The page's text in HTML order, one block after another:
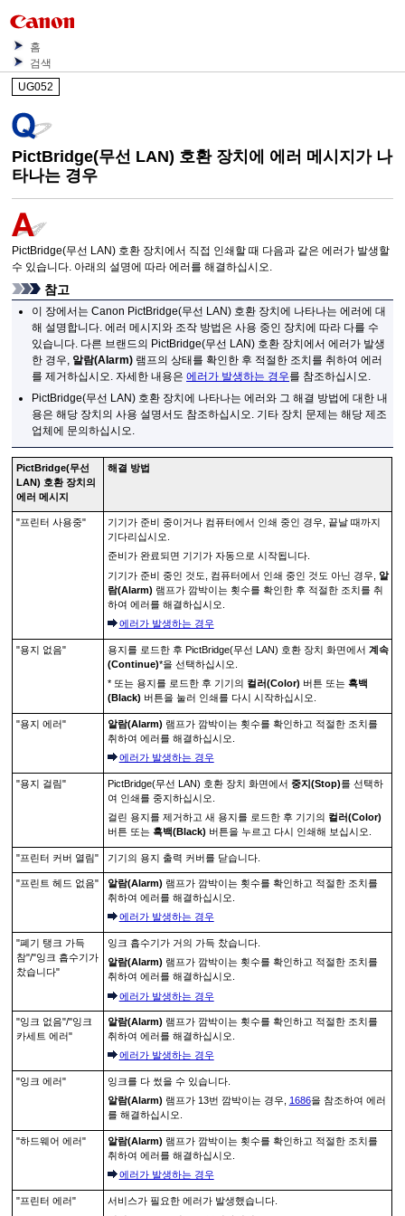
홈
검색
UG052
PictBridge(무선 LAN) 호환 장치에 에러 메시지가 나
타나는 경우
PictBridge(무선 LAN) 호환 장치에서 직접 인쇄할 때 다음과 같은 에러가 발생할
수 있습니다. 아래의 설명에 따라 에러를 해결하십시오.
참고
이 장에서는Canon PictBridge(무선 LAN) 호환 장치에 나타나는 에러에 대
해 설명합니다. 에러 메시지와 조작 방법은 사용 중인 장치에 따라 다를 수
있습니다. 다른 브랜드의 PictBridge(무선 LAN) 호환 장치에서 에러가 발생
한 경우, 알람(Alarm) 램프의 상태를 확인한 후 적절한 조치를 취하여 에러
를 제거하십시오. 자세한 내용은에러가 발생하는 경우를 참조하십시오.
PictBridge(무선 LAN) 호환 장치에 나타나는 에러와 그 해결 방법에 대한 내
용은 해당 장치의 사용 설명서도 참조하십시오. 기타 장치 문제는 해당 제조
업체에 문의하십시오.
PictBridge(무선
LAN) 호환 장치의
에러 메시지
해결 방법
"프린터 사용중" 기기가 준비 중이거나 컴퓨터에서 인쇄 중인 경우, 끝날 때까지
기다리십시오.
준비가 완료되면 기기 가 자동으로 시작됩니다.
기기가 준비 중인 것도, 컴퓨터에서 인쇄 중인 것도 아닌 경우, 알
람(Alarm) 램프가 깜박이는 횟수를 확인한 후 적절한 조치를 취
하여 에러를 해결하십시오.
에러가 발생하는 경우
"용지 없음" 용지를 로드한 후 PictBridge(무선 LAN) 호환 장치 화면에서 계속
(Continue)*을 선택하십시오.
* 또는 용지를 로드한 후 기기 의 컬러(Color) 버튼 또는 흑백
(Black) 버튼을 눌러 인쇄를 다시 시작하십시오.
"용지 에러" 알람(Alarm) 램프가 깜박이는 횟수를 확인하고 적절한 조치를
취하여 에러를 해결하십시오.
에러가 발생하는 경우
"용지 걸림" PictBridge(무선 LAN) 호환 장치 화면에서 중지(Stop)를 선택하
여 인쇄를 중지하십시오.
걸린 용지를 제거하고 새 용지를 로드한 후 기기 의 컬러(Color)
버튼 또는 흑백(Black) 버튼을 누르고 다시 인쇄해 보십시오.
"프린터 커버 열림" 기기의 용지 출력 커버를 닫습니다.
"프린트 헤드 없음" 알람(Alarm) 램프가 깜박이는 횟수를 확인하고 적절한 조치를
취하여 에러를 해결하십시오.
에러가 발생하는 경우
"폐기 탱크 가득
참"/"잉크 흡수기가
찼습니다"
잉크 흡수기가 거의 가득 찼습니다.
알람(Alarm) 램프가 깜박이는 횟수를 확인하고 적절한 조치를
취하여 에러를 해결하십시오.
에러가 발생하는 경우
"잉크 없음"/"잉크
카세트 에러"
알람(Alarm) 램프가 깜박이는 횟수를 확인하고 적절한 조치를
취하여 에러를 해결하십시오.
에러가 발생하는 경우
"잉크 에러"
잉크를 다 썼을 수 있습니다.
알람(Alarm) 램프가 13번 깜박이는 경우, 1686을 참조하여 에러
를 해결하십시오.
"하드웨어 에러" 알람(Alarm) 램프가 깜박이는 횟수를 확인하고 적절한 조치를
취하여 에러를 해결하십시오.
에러가 발생하는 경우
"프린터 에러"
서비스가 필요한 에러가 발생했습니다.